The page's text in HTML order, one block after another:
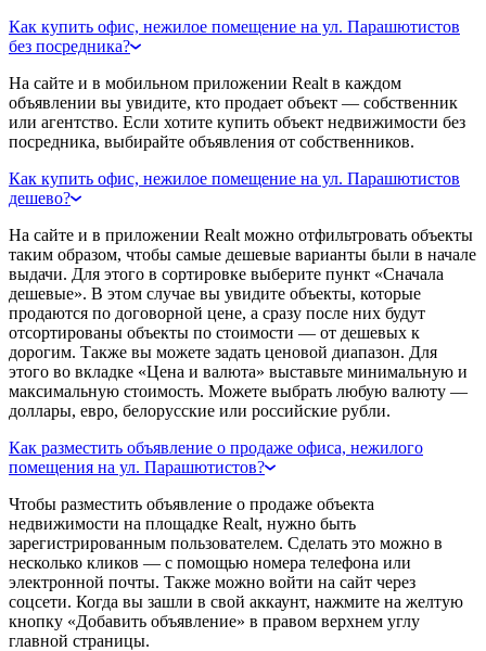
Как купить офис, нежилое помещение на ул. Парашютистов
без посредника?
На сайте и в мобильном приложении Realt в каждом
объявлении вы увидите, кто продает объект — собственник
или агентство. Если хотите купить объект недвижимости без
посредника, выбирайте объявления от собственников.
Как купить офис, нежилое помещение на ул. Парашютистов
дешево?
На сайте и в приложении Realt можно отфильтровать объекты
таким образом, чтобы самые дешевые варианты были в начале
выдачи. Для этого в сортировке выберите пункт «Сначала
дешевые». В этом случае вы увидите объекты, которые
продаются по договорной цене, а сразу после них будут
отсортированы объекты по стоимости — от дешевых к
дорогим. Также вы можете задать ценовой диапазон. Для
этого во вкладке «Цена и валюта» выставьте минимальную и
максимальную стоимость. Можете выбрать любую валюту —
доллары, евро, белорусские или российские рубли.
Как разместить объявление о продаже офиса, нежилого
помещения на ул. Парашютистов?
Чтобы разместить объявление о продаже объекта
недвижимости на площадке Realt, нужно быть
зарегистрированным пользователем. Сделать это можно в
несколько кликов — с помощью номера телефона или
электронной почты. Также можно войти на сайт через
соцсети. Когда вы зашли в свой аккаунт, нажмите на желтую
кнопку «Добавить объявление» в правом верхнем углу
главной страницы.